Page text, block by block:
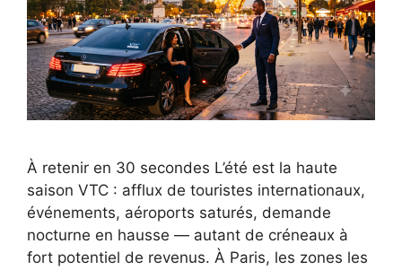
À retenir en 30 secondes L’été est la haute
saison VTC : afflux de touristes internationaux,
événements, aéroports saturés, demande
nocturne en hausse — autant de créneaux à
fort potentiel de revenus. À Paris, les zones les